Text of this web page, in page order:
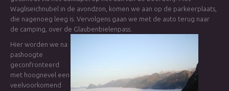
Wagliseichnubel in de avondzon, komen we aan op de parkeerplaats,
die nagenoeg leeg is. Vervolgens gaan we met de auto terug naar
de camping, over de Glaubenbielenpass.
Hier worden we na
pashoogte
geconfronteerd
met hoognevel een
veelvoorkomend